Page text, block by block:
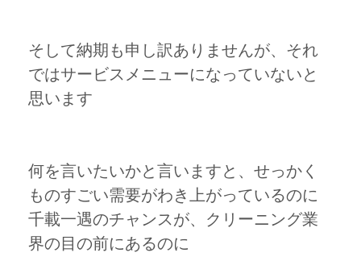
そして納期も申し訳ありませんが、それ
ではサービスメニューになっていないと
思います
何を言いたいかと言いますと、せっかく
ものすごい需要がわき上がっているのに
千載一遇のチャンスが、クリーニング業
界の目の前にあるのに